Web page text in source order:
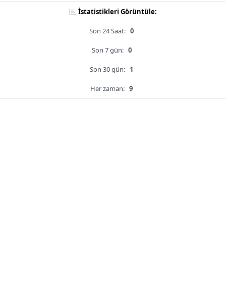
İstatistikleri Görüntüle:
Son 24 Saat: 0
Son 7 gün: 0
Son 30 gün: 1
Her zaman: 9